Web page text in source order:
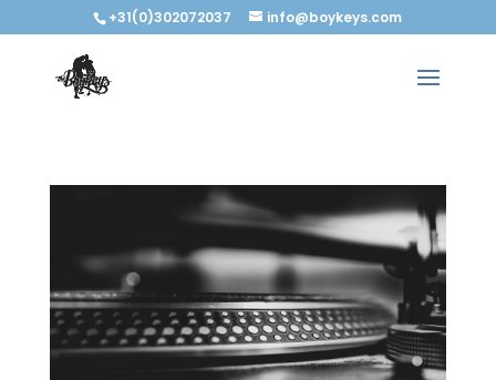
+31(0)302072037 info@boykeys.com